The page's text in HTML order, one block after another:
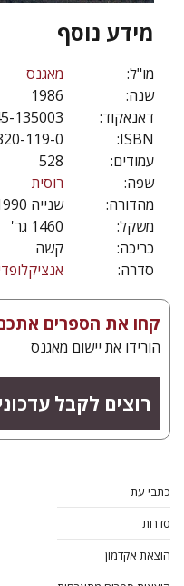
מידע נוסף
מו"ל:
מאגנס
שנה:
1986
דאנאקוד:
135003
ISBN:
119-0
עמודים:
528
שפה:
רוסית
מהדורה:
שנייה 1990
משקל:
1460 גר'
כריכה:
קשה
סדרה:
קחו את הספרים
הורידו את יישום מאגנס
רוצים לקבל
כתבי עת
סדרות
הוצאת אקדמון